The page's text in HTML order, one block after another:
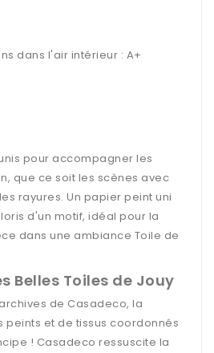
dans l'air intérieur : A+
pour accompagner les
que ce soit les scènes avec
rayures. Un papier peint uni
d'un motif, idéal pour la
dans une ambiance Toile de
Belles Toiles de Jouy
de Casadeco, la
et de tissus coordonnés
! Casadeco ressuscite la